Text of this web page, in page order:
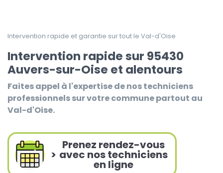
Intervention rapide et garantie sur tout le Val-d'Oise
Intervention rapide sur 95430
Auvers-sur-Oise et alentours
Faites appel à l'expertise de nos techniciens
professionnels sur votre commune partout au
Val-d'Oise.
>
Prenez rendez-vous
avec nos techniciens
en ligne